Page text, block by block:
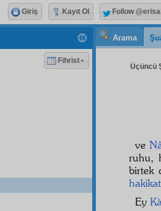
Arama
Üçüncü
ve
ruhu,
birtek
hakikat
Ey
Fihrist
Giriş Kayıt Ol Follow